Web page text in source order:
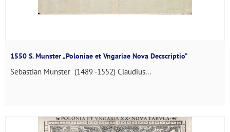
1550 S. Munster „Poloniae et Vngariae Nova Decscriptio”
Sebastian Munster (1489 -1552) Claudius...